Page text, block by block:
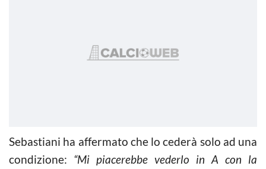
Sebastiani ha affermato che lo cederà solo ad una
condizione: “Mi piacerebbe vederlo in A con la